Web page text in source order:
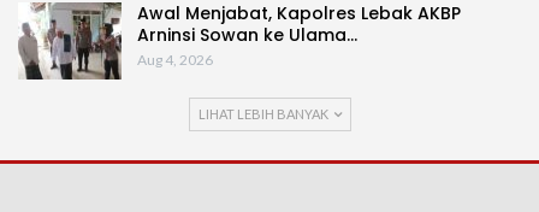
Awal Menjabat, Kapolres Lebak AKBP
Arninsi Sowan ke Ulama…
Aug 4, 2026
LIHAT LEBIH BANYAK